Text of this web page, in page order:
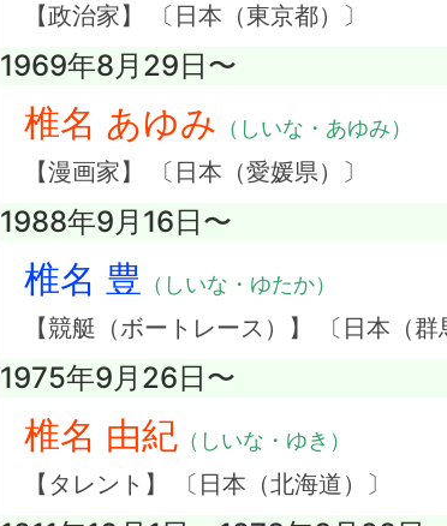
【政治家】 〔日本（東京都）〕
1969年8月29日〜
椎名 あゆみ （しいな・あゆみ）
【漫画家】 〔日本（愛媛県）〕
1988年9月16日〜
椎名 豊 （しいな・ゆたか）
【競艇（ボートレース）】 〔日本（群
1975年9月26日〜
椎名 由紀 （しいな・ゆき）
【タレント】 〔日本（北海道）〕